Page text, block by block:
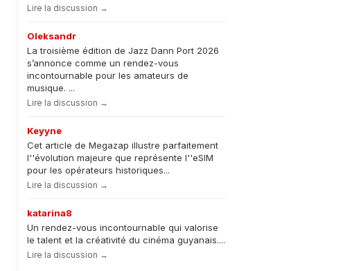
Lire la discussion →
Oleksandr
La troisième édition de Jazz Dann Port 2026
s’annonce comme un rendez-vous
incontournable pour les amateurs de
musique. ...
Lire la discussion →
Keyyne
Cet article de Megazap illustre parfaitement
l''évolution majeure que représente l''eSIM
pour les opérateurs historiques...
Lire la discussion →
katarina8
Un rendez-vous incontournable qui valorise
le talent et la créativité du cinéma guyanais....
Lire la discussion →